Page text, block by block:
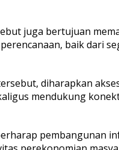
juga bertujuan
baik dari
diharapkan
mendukung
pembangunan